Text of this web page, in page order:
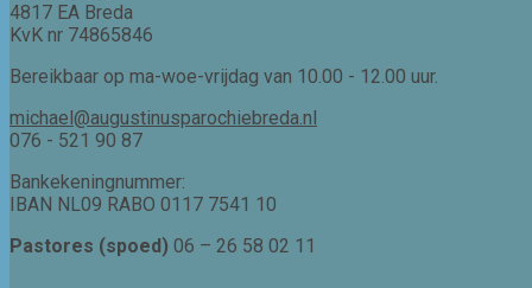
4817 EA Breda
KvK nr 74865846
Bereikbaar op ma-woe-vrijdag van 10.00 - 12.00 uur.
michael@augustinusparochiebreda.nl
076 - 521 90 87
Bankekeningnummer:
IBAN NL09 RABO 0117 7541 10
Pastores (spoed) 06 – 26 58 02 11